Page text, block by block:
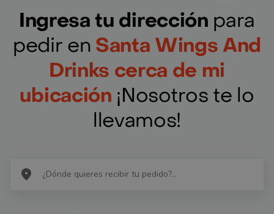
Ingresa tu dirección para
pedir en Santa Wings And
Drinks cerca de mi
ubicación ¡Nosotros te lo
llevamos!